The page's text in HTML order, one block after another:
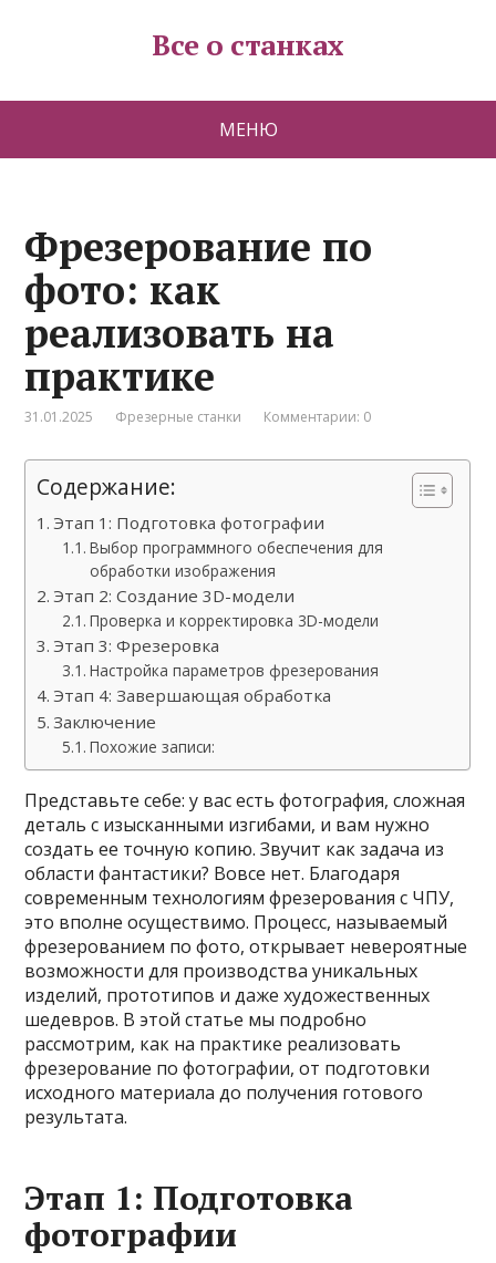
Все о станках
МЕНЮ
Фрезерование по
фото: как
реализовать на
практике
31.01.2025 Фрезерные станки Комментарии: 0
Содержание:
Этап 1: Подготовка фотографии
Выбор программного обеспечения для
обработки изображения
Этап 2: Создание 3D-модели
Проверка и корректировка 3D-модели
Этап 3: Фрезеровка
Настройка параметров фрезерования
Этап 4: Завершающая обработка
Заключение
Похожие записи:
Представьте себе: у вас есть фотография, сложная
деталь с изысканными изгибами, и вам нужно
создать ее точную копию. Звучит как задача из
области фантастики? Вовсе нет. Благодаря
современным технологиям фрезерования с ЧПУ,
это вполне осуществимо. Процесс, называемый
фрезерованием по фото, открывает невероятные
возможности для производства уникальных
изделий, прототипов и даже художественных
шедевров. В этой статье мы подробно
рассмотрим, как на практике реализовать
фрезерование по фотографии, от подготовки
исходного материала до получения готового
результата.
Этап 1: Подготовка
фотографии